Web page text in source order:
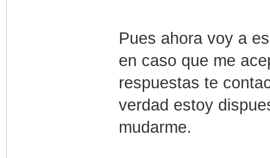
Pues ahora voy a
en caso que me
respuestas te
verdad estoy
mudarme.